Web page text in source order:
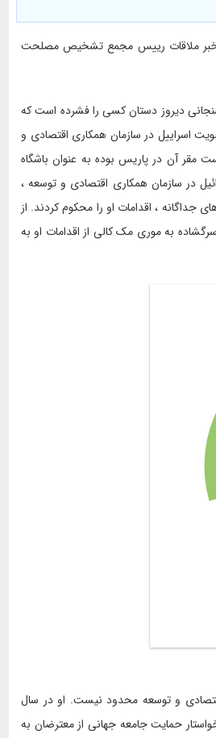
خبر ملاقات رییس مجمع تشخیص مصلحت
دیروز دستان کسی را فشرده است که
در سال 2009 یکی از حامیان اصلی عضویت اسراییل در سازمان همکاری اقتصادی و
مقر آن در پاریس بوده به عنوان باشگاه
در سازمان همکاری اقتصادی و توسعه ،
جداگانه ، اقدامات او را محکوم کردند. از
حقوق بشر فلسطین در تاریخ 30 آوریل 2012 طی نامه ای سرگشاده به موری مک کالی از اقدامات او به
و توسعه محدود نیست. او در سال
حمایت جامعه جهانی از معترضان به